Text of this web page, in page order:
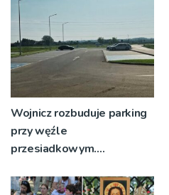
Wojnicz rozbuduje parking
przy węźle
przesiadkowym.
miejsc